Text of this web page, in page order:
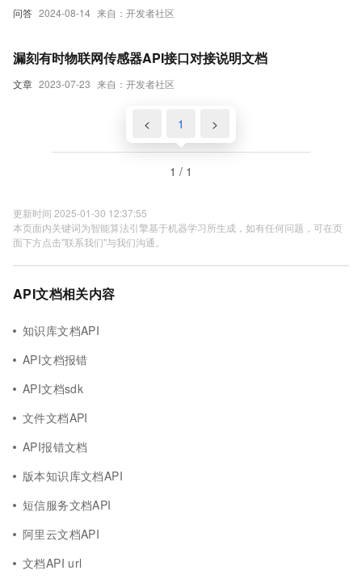
问答 2024-08-14 来自：开发者社区
文章 2023-07-23 来自：开发者社区
漏刻有时物联网传感器API接口对接说明文档
< 1 >
1 / 1
更新时间 2025-01-30 12:37:55
本页面内关键词为智能算法引擎基于机器学习所生成，如有任何问题，可在页
面下方点击"联系我们"与我们沟通。
API文档相关内容
知识库文档API
API文档报错
API文档sdk
文件文档API
API报错文档
版本知识库文档API
短信服务文档API
阿里云文档API
文档API url